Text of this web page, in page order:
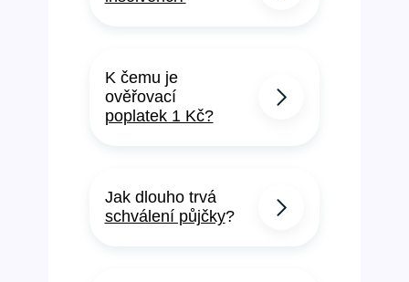
K čemu je
ověřovací
poplatek 1 Kč?
Jak dlouho trvá
schválení půjčky?